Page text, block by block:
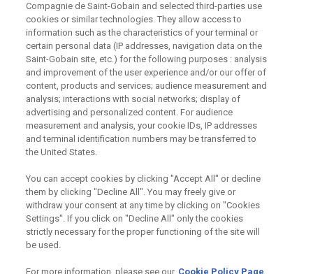
226 292 224 Zaslat dotaz
Odebírejte náš newsletter
Právní Podmínky
Souhlas se zpracováním osobních údajů a cookies
Souhlas se zpracováním osobních údajů k marketingovým
účelům
Compagnie de Saint-Gobain and selected third-parties use
cookies or similar technologies. They allow access to
information such as the characteristics of your terminal or
certain personal data (IP addresses, navigation data on the
Saint-Gobain site, etc.) for the following purposes : analysis
and improvement of the user experience and/or our offer of
content, products and services; audience measurement and
analysis; interactions with social networks; display of
advertising and personalized content. For audience
measurement and analysis, your cookie IDs, IP addresses
and terminal identification numbers may be transferred to
the United States.
You can accept cookies by clicking "Accept All" or decline
them by clicking "Decline All". You may freely give or
withdraw your consent at any time by clicking on "Cookies
Settings". If you click on "Decline All" only the cookies
strictly necessary for the proper functioning of the site will
be used.
For more information, please see our Cookie Policy Page